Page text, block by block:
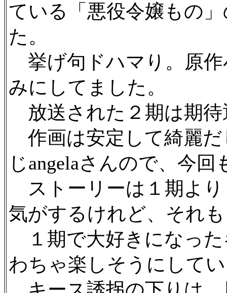
ている「悪役令嬢もの
た。
挙げ句ドハマり。原作
みにしてました。
放送された２期は期待
作画は安定して綺麗だ
じangelaさんので、今
ストーリーは１期より
気がするけれど、それ
１期で大好きになっ
わちゃ楽しそうにして